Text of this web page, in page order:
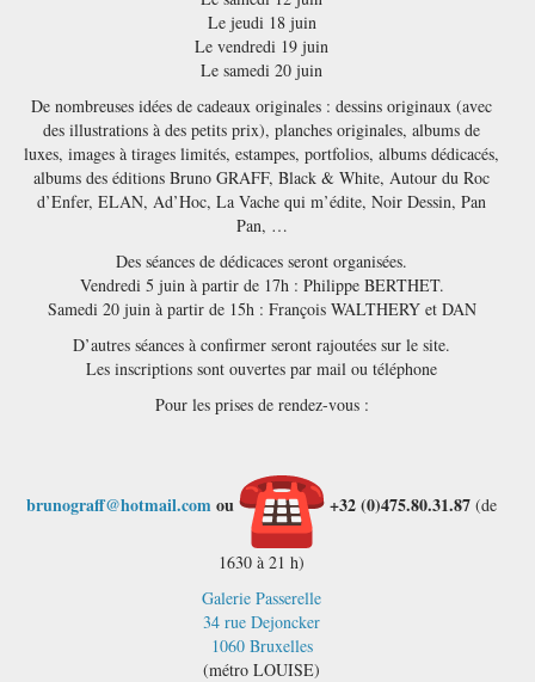
Le jeudi 18 juin
Le vendredi 19 juin
Le samedi 20 juin
De nombreuses idées de cadeaux originales : dessins originaux (avec
des illustrations à des petits prix), planches originales, albums de
luxes, images à tirages limités, estampes, portfolios, albums dédicacés,
albums des éditions Bruno GRAFF, Black & White, Autour du Roc
d’Enfer, ELAN, Ad’Hoc, La Vache qui m’édite, Noir Dessin, Pan
Pan, …
Des séances de dédicaces seront organisées.
Vendredi 5 juin à partir de 17h : Philippe BERTHET.
Samedi 20 juin à partir de 15h : François WALTHERY et DAN
D’autres séances à confirmer seront rajoutées sur le site.
Les inscriptions sont ouvertes par mail ou téléphone
Pour les prises de rendez-vous :
brunograff@hotmail.comou +32 (0)475.80.31.87 (de
1630 à 21 h)
Galerie Passerelle
34 rue Dejoncker
1060 Bruxelles
(métro LOUISE)